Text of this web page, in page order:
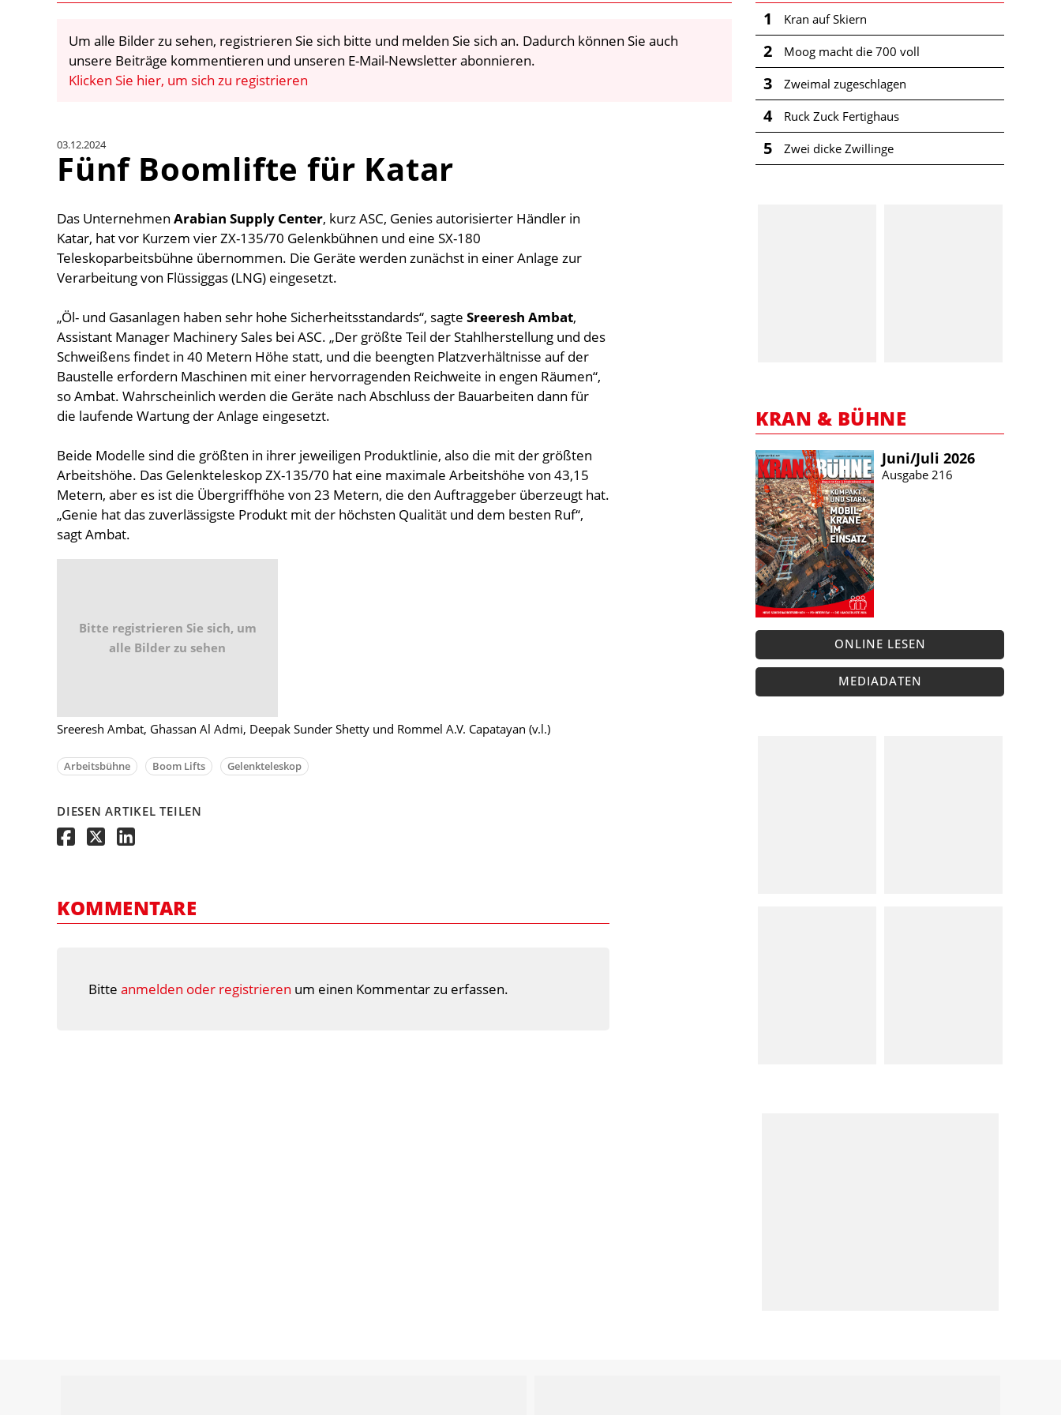
Um alle Bilder zu sehen, registrieren Sie sich bitte und melden Sie sich an. Dadurch können Sie auch
unsere Beiträge kommentieren und unseren E-Mail-Newsletter abonnieren.
Klicken Sie hier, um sich zu registrieren
03.12.2024
Fünf Boomlifte für Katar
Das Unternehmen Arabian Supply Center, kurz ASC, Genies autorisierter Händler in
Katar, hat vor Kurzem vier ZX-135/70 Gelenkbühnen und eine SX-180
Teleskoparbeitsbühne übernommen. Die Geräte werden zunächst in einer Anlage zur
Verarbeitung von Flüssiggas (LNG) eingesetzt.
„Öl- und Gasanlagen haben sehr hohe Sicherheitsstandards“, sagte Sreeresh Ambat,
Assistant Manager Machinery Sales bei ASC. „Der größte Teil der Stahlherstellung und des
Schweißens findet in 40 Metern Höhe statt, und die beengten Platzverhältnisse auf der
Baustelle erfordern Maschinen mit einer hervorragenden Reichweite in engen Räumen“,
so Ambat. Wahrscheinlich werden die Geräte nach Abschluss der Bauarbeiten dann für
die laufende Wartung der Anlage eingesetzt.
Beide Modelle sind die größten in ihrer jeweiligen Produktlinie, also die mit der größten
Arbeitshöhe. Das Gelenkteleskop ZX-135/70 hat eine maximale Arbeitshöhe von 43,15
Metern, aber es ist die Übergriffhöhe von 23 Metern, die den Auftraggeber überzeugt hat.
„Genie hat das zuverlässigste Produkt mit der höchsten Qualität und dem besten Ruf“,
sagt Ambat.
Bitte registrieren Sie sich, um
alle Bilder zu sehen
Sreeresh Ambat, Ghassan Al Admi, Deepak Sunder Shetty und Rommel A.V. Capatayan (v.l.)
Arbeitsbühne Boom Lifts Gelenkteleskop
DIESEN ARTIKEL TEILEN
KOMMENTARE
Bitte anmelden oder registrieren um einen Kommentar zu erfassen.
1 Kran auf Skiern
2 Moog macht die 700 voll
3 Zweimal zugeschlagen
4 Ruck Zuck Fertighaus
5 Zwei dicke Zwillinge
KRAN & BÜHNE
Juni/​Juli 2026
Ausgabe 216
ONLINE LESEN
MEDIADATEN